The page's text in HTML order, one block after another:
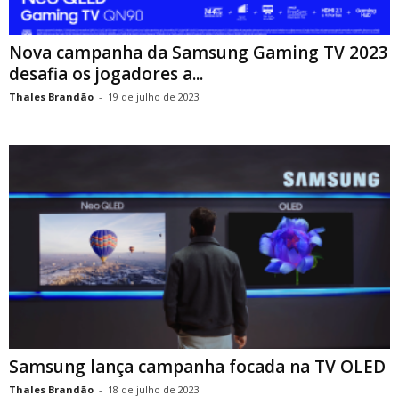
Nova campanha da Samsung Gaming TV 2023
desafia os jogadores a...
Thales Brandão - 19 de julho de 2023
Samsung lança campanha focada na TV OLED
Thales Brandão - 18 de julho de 2023